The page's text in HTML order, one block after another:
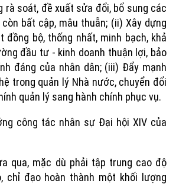
rà soát, đề xuất sửa đổi, bổ sung các
bất cập, mâu thuẫn; (ii) Xây dựng
đồng bộ, thống nhất, minh bạch, khả
đầu tư - kinh doanh thuận lợi, bảo
đáng của nhân dân; (iii) Đẩy mạnh
trong quản lý Nhà nước, chuyển đổi
quản lý sang hành chính phục vụ.
công tác nhân sự Đại hội XIV của
qua, mặc dù phải tập trung cao độ
chỉ đạo hoàn thành một khối lượng